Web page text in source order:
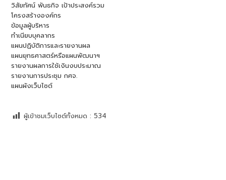
วิสัยทัศน์ พันธกิจ เป้าประสงค์รวม
โครงสร้างองค์กร
ข้อมูลผู้บริหาร
ทำเนียบบุคลากร
แผนปฏิบัติการและรายงานผล
แผนยุทธศาสตร์หรือแผนพัฒนาฯ
รายงานผลการใช้เงินงบประมาณ
รายงานการประชุม กศจ.
แผนผังเว็บไซต์
ผู้เข้าชมเว็บไซต์ทั้งหมด : 534